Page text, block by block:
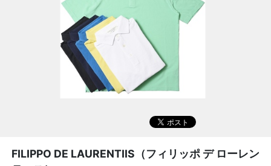
FILIPPO DE LAURENTIIS（フィリッポ デ ローレン